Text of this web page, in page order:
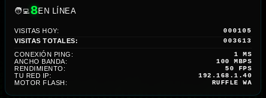
🧑‍💻8EN LÍNEA
VISITAS HOY:
000105
VISITAS TOTALES:
003613
CONEXIÓN PING:
1 MS
ANCHO BANDA:
100 MBPS
RENDIMIENTO:
50 FPS
TU RED IP:
192.168.1.40
MOTOR FLASH:
RUFFLE WA